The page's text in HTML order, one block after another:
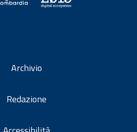
Archivio
Redazione